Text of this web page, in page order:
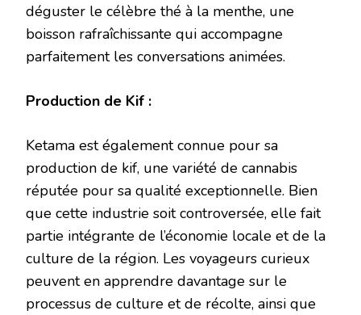
déguster le célèbre thé à la menthe, une
boisson rafraîchissante qui accompagne
parfaitement les conversations animées.
Production de Kif :
Ketama est également connue pour sa
production de kif, une variété de cannabis
réputée pour sa qualité exceptionnelle. Bien
que cette industrie soit controversée, elle fait
partie intégrante de l’économie locale et de la
culture de la région. Les voyageurs curieux
peuvent en apprendre davantage sur le
processus de culture et de récolte, ainsi que